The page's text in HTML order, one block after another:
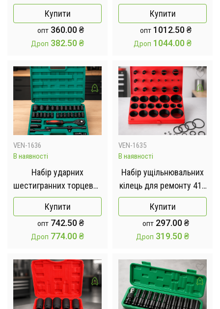
поворотною викруткою
Impact Screwdriver Set
12 біт у кейсі
Купити
опт 360.00₴
Дроп 382.50₴
гайковими ключами в
кейсі 37 предметів
Купити
опт 1012.50₴
Дроп 1044.00₴
VEN-1636
В наявності
Набір ударних
шестигранних торцевих
головок із ключем 1/2
дюйма 31 в 1 у кейсі.
Купити
опт 742.50₴
Дроп 774.00₴
VEN-1635
В наявності
Набір ущільнювальних
кілець для ремонту 419
штук в кейсі
Купити
опт 297.00₴
Дроп 319.50₴